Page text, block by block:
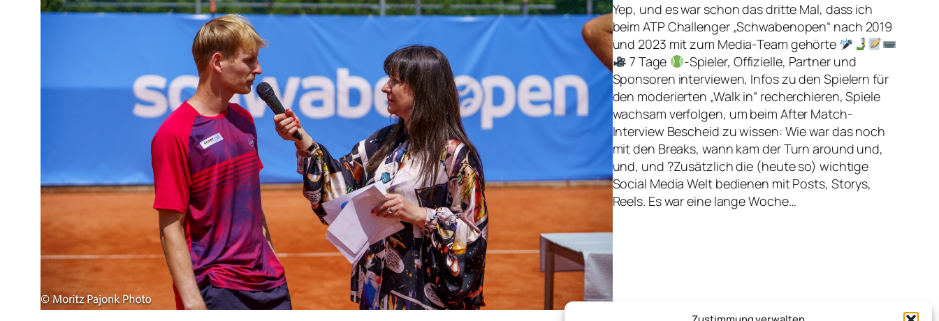
Yep, und es war schon das dritte Mal, dass ich
beim ATP Challenger „Schwabenopen“ nach 2019
und 2023 mit zum Media-Team gehörte
7 Tage
-Spieler, Offizielle, Partner und
Sponsoren interviewen, Infos zu den Spielern für
den moderierten „Walk in“ recherchieren, Spiele
wachsam verfolgen, um beim After Match-
Interview Bescheid zu wissen: Wie war das noch
mit den Breaks, wann kam der Turn around und,
und, und ?Zusätzlich die (heute so) wichtige
Social Media Welt bedienen mit Posts, Storys,
Reels. Es war eine lange Woche…